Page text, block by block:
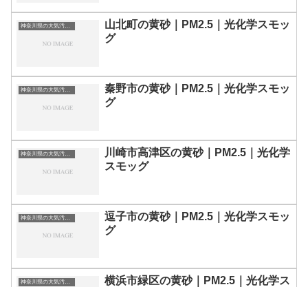
神奈川県の大気汚染・PM2.5・黄砂・エアロゾルの数値
山北町の黄砂｜PM2.5｜光化学スモッ
グ
神奈川県の大気汚染・PM2.5・黄砂・エアロゾルの数値
秦野市の黄砂｜PM2.5｜光化学スモッ
グ
神奈川県の大気汚染・PM2.5・黄砂・エアロゾルの数値
川崎市高津区の黄砂｜PM2.5｜光化学
スモッグ
神奈川県の大気汚染・PM2.5・黄砂・エアロゾルの数値
逗子市の黄砂｜PM2.5｜光化学スモッ
グ
神奈川県の大気汚染・PM2.5・黄砂・エアロゾルの数値
横浜市緑区の黄砂｜PM2.5｜光化学ス